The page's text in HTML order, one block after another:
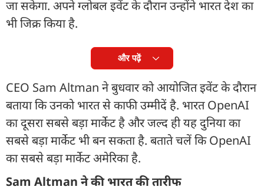
जा सकेगा. अपने ग्लोबल इवेंट के दौरान उन्होंने भारत देश का
भी जिक्र किया है.
और पढ़ें
CEO Sam Altman ने बुधवार को आयोजित इवेंट के दौरान
बताया कि उनको भारत से काफी उम्मीदें है. भारत OpenAI
का दूसरा सबसे बड़ा मार्केट है और जल्द ही यह दुनिया का
सबसे बड़ा मार्केट भी बन सकता है. बताते चलें कि OpenAI
का सबसे बड़ा मार्केट अमेरिका है.
Sam Altman ने की भारत की तारीफ